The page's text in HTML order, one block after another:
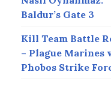
Baldur’s Gate 3
Kill Team Battle
– Plague Marines
Phobos Strike